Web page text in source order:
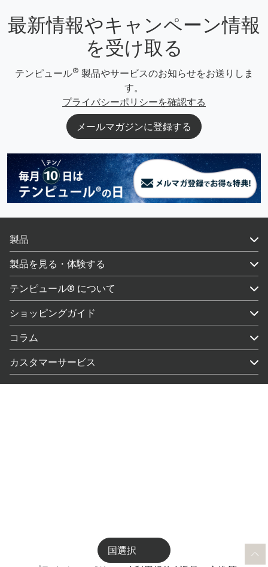
最新情報やキャンペーン情報
を受け取る
テンピュール® 製品やサービスのお知らせをお送りしま
す。
プライバシーポリシーを確認する
メールマガジンに登録する
製品
製品を見る・体験する
テンピュール® について
ショッピングガイド
コラム
カスタマーサービス
国選択